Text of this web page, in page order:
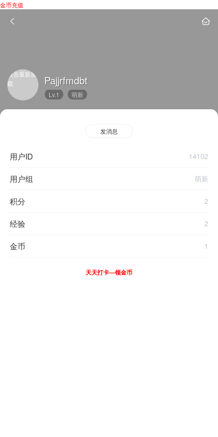
金币充值
点击重新加
载
Pajjrfmdbt
Lv.1 萌新
发消息
用户ID 14102
用户组 萌新
积分 2
经验 2
金币 1
天天打卡—领金币